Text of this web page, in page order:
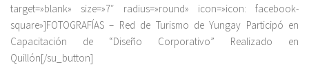
target=»blank» size=»7″ radius=»round» icon=»icon: facebook-
square»]FOTOGRAFÍAS – Red de Turismo de Yungay Participó en
Capacitación de “Diseño Corporativo” Realizado en
Quillón[/su_button]